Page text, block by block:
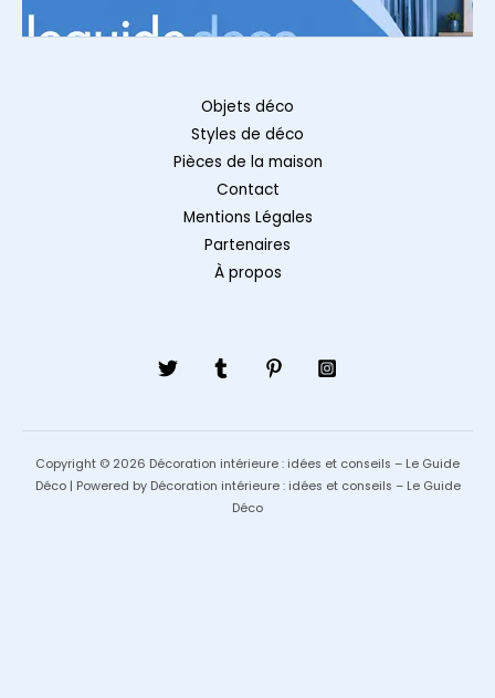
Objets déco
Styles de déco
Pièces de la maison
Contact
Mentions Légales
Partenaires
À propos
Copyright © 2026 Décoration intérieure : idées et conseils – Le Guide
Déco | Powered by Décoration intérieure : idées et conseils – Le Guide
Déco